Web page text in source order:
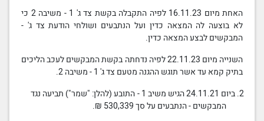
האחת מיום 16.11.23 לפיה התקבלה בקשת
צד ג'
1 - משיבה 2 כי
לא בוצעה לה המצאה כדין ועל הנתבעים ושולחי הודעת צד ג'
-
המבקשים לבצע המצאה כדין.
השנייה מיום 22.11.23 לפיה נדחתה בקשת המבקשים
לעכב הליכים
בתיק קמא עד אשר תוגש ההגנה מטעם צד ג'
2. ביום 24.11.21 הגיש משיב 1 - התובע (להלן: "שמר") תביעה נגד
המבקשים - הנתבעים על סך 530,339 ₪.